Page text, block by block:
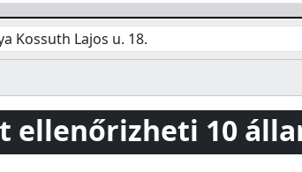
Kossuth Lajos u. 18.
ellenőrizheti 10